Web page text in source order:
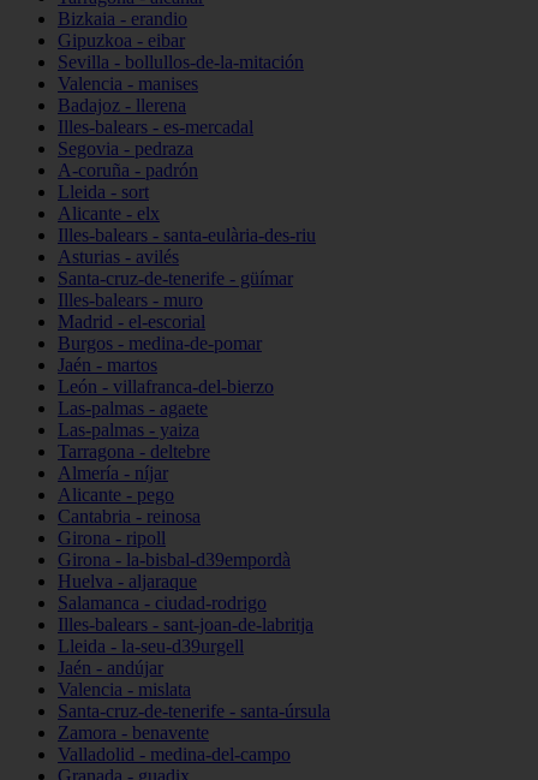
Bizkaia - erandio
Gipuzkoa - eibar
Sevilla - bollullos-de-la-mitación
Valencia - manises
Badajoz - llerena
Illes-balears - es-mercadal
Segovia - pedraza
A-coruña - padrón
Lleida - sort
Alicante - elx
Illes-balears - santa-eulària-des-riu
Asturias - avilés
Santa-cruz-de-tenerife - güímar
Illes-balears - muro
Madrid - el-escorial
Burgos - medina-de-pomar
Jaén - martos
León - villafranca-del-bierzo
Las-palmas - agaete
Las-palmas - yaiza
Tarragona - deltebre
Almería - níjar
Alicante - pego
Cantabria - reinosa
Girona - ripoll
Girona - la-bisbal-d39empordà
Huelva - aljaraque
Salamanca - ciudad-rodrigo
Illes-balears - sant-joan-de-labritja
Lleida - la-seu-d39urgell
Jaén - andújar
Valencia - mislata
Santa-cruz-de-tenerife - santa-úrsula
Zamora - benavente
Valladolid - medina-del-campo
Granada - guadix